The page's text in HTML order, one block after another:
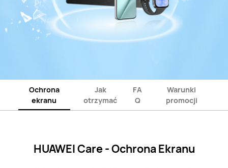
Ochrona
ekranu
Jak
otrzymać
FA
Q
Warunki
promocji
HUAWEI Care - Ochrona Ekranu